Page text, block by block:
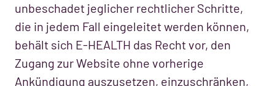
unbeschadet jeglicher rechtlicher Schritte,
die in jedem Fall eingeleitet werden können,
behält sich E-HEALTH das Recht vor, den
Zugang zur Website ohne vorherige
Ankündigung auszusetzen, einzuschränken,